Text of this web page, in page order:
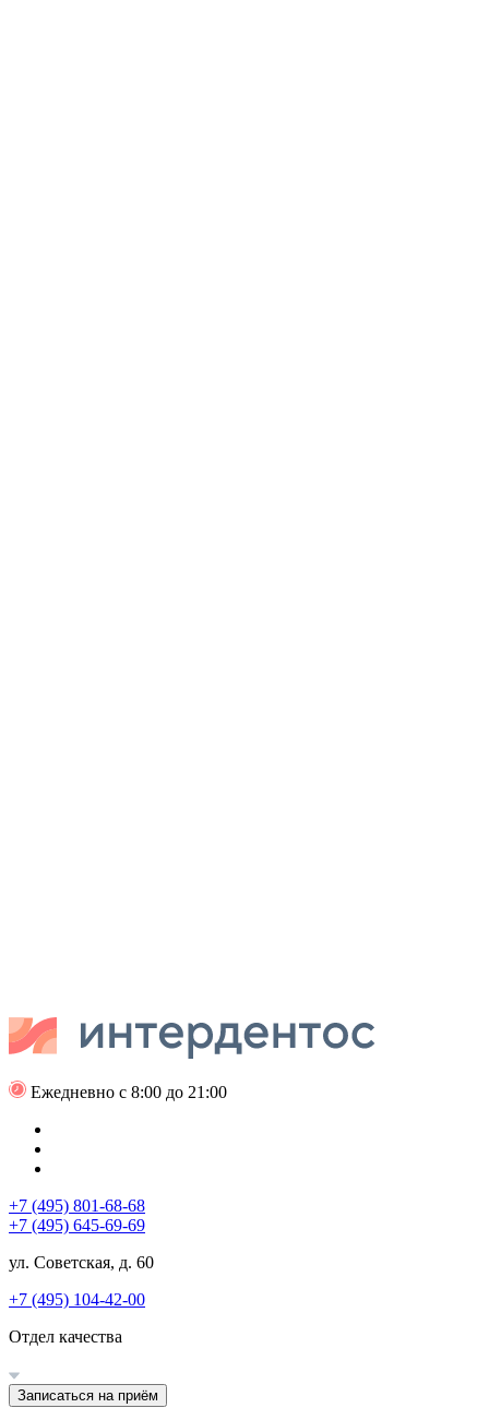
Ежедневно с 8:00 до 21:00
+7 (495) 801-68-68
+7 (495) 645-69-69
ул. Советская, д. 60
+7 (495) 104-42-00
Отдел качества
Записаться на приём